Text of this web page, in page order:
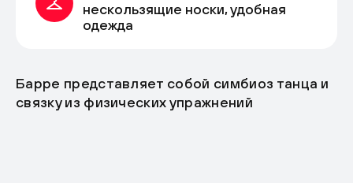
нескользящие носки, удобная
одежда
Барре представляет собой симбиоз танца и
связку из физических упражнений